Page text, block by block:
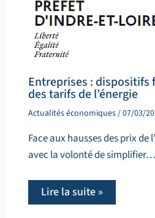
Entreprises : dispositifs
des tarifs de l’énergie
Actualités économiques/07/03/
Face aux hausses des prix de
avec la volonté de simplifier…
Lire la suite »